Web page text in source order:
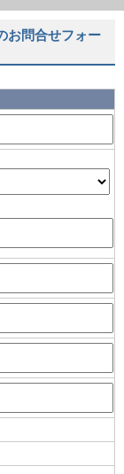
お問合せフォー